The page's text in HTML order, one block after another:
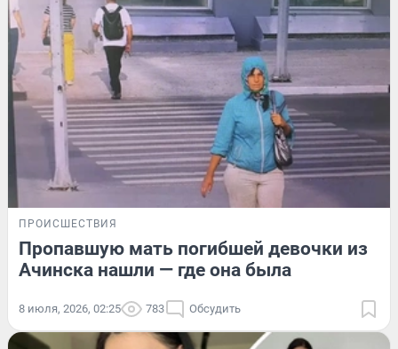
ПРОИСШЕСТВИЯ
Пропавшую мать погибшей девочки из
Ачинска нашли — где она была
8 июля, 2026, 02:25 783 Обсудить